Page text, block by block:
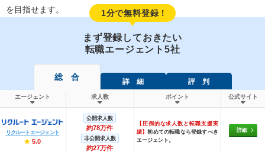
を目指せます。
1分で無料登録！
まず登録しておきたい
転職エージェント5社
総 合 詳 細 評 判
エージェント 求人数 ポイント 公式サイト
リクルートエージェント
★ 5.0
公開求人数
約78万件
非公開求人数
約27万件
【圧倒的な求人数と転職支援実
績】初めての転職なら登録すべき
エージェント。
詳細